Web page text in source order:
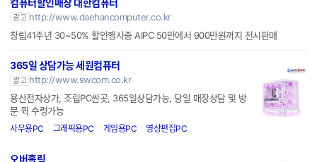
컴퓨터할인매장 대한컴퓨터
광고 http://www.daehancomputer.co.kr
창립41주년 30~50% 할인행사중 AIPC 50만에서 900만원까지 전시판매
365일 상담가능 세원컴퓨터
광고 http://www.swcom.co.kr
용산전자상가, 조립PC싼곳, 365일상담가능, 당일 매장상담 및 방
문 퀵 수령가능
사무용PC 그래픽용PC 게임용PC 영상편집PC
오버홀릭